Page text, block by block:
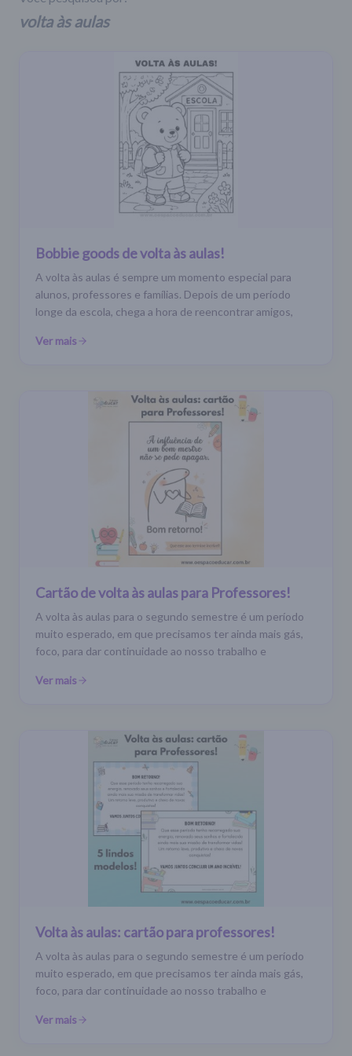
volta às aulas
Bobbie goods de volta às aulas!
A volta às aulas é sempre um momento especial para
alunos, professores e famílias. Depois de um período
longe da escola, chega a hora de reencontrar amigos,
Ver mais
Cartão de volta às aulas para Professores!
A volta às aulas para o segundo semestre é um período
muito esperado, em que precisamos ter ainda mais gás,
foco, para dar continuidade ao nosso trabalho e
Ver mais
Volta às aulas: cartão para professores!
A volta às aulas para o segundo semestre é um período
muito esperado, em que precisamos ter ainda mais gás,
foco, para dar continuidade ao nosso trabalho e
Ver mais